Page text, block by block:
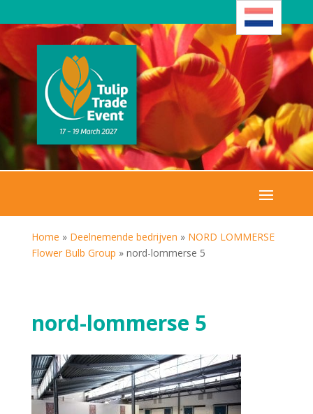
Home » Deelnemende bedrijven » NORD LOMMERSE
Flower Bulb Group » nord-lommerse 5
nord-lommerse 5